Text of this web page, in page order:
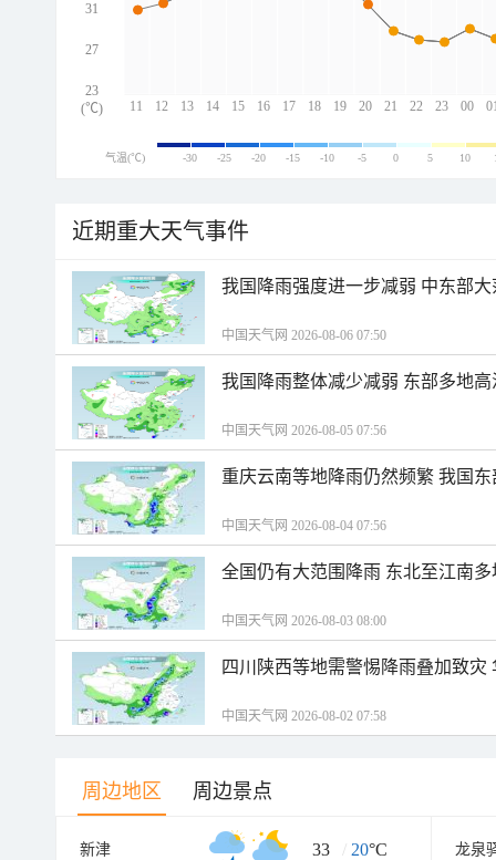
11 12 13 14 15 16 17 18 19 20 21 22 23 00
31
27
23
(℃)
气温(℃) -30 -25 -20 -15 -10 -5 0 5 10
近期重大天气事件
我国降雨强度进一步减弱 中东部
中国天气网 2026-08-06 07:50
我国降雨整体减少减弱 东部多地
中国天气网 2026-08-05 07:56
重庆云南等地降雨仍然频繁 我国
中国天气网 2026-08-04 07:56
全国仍有大范围降雨 东北至江南
中国天气网 2026-08-03 08:00
四川陕西等地需警惕降雨叠加致
中国天气网 2026-08-02 07:58
周边地区 周边景点
新津 33 / 20°C 龙泉